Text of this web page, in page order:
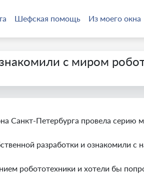
Шефская помощь Из моего окна
с миром
Санкт-Петербурга провела серию
разработки и ознакомили с
робототехники и хотели бы